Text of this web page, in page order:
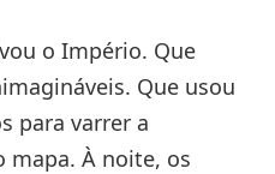
o Império. Que
Que usou
para varrer a
mapa. À noite, os